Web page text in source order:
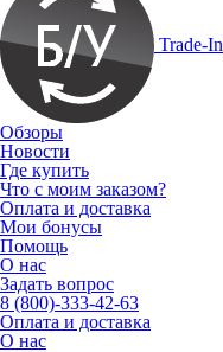
Trade-In
Обзоры
Новости
Где купить
Что с моим заказом?
Оплата и доставка
Мои бонусы
Помощь
О нас
Задать вопрос
8 (800)-333-42-63
Оплата и доставка
О нас